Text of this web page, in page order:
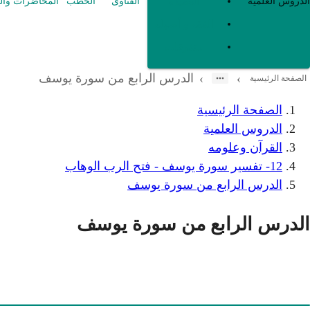
الصفحة الرئيسية ›
› الدرس الرابع من سورة يوسف
الصفحة الرئيسية
الدروس العلمية
القرآن وعلومه
12- تفسير سورة يوسف - فتح الرب الوهاب
الدرس الرابع من سورة يوسف
الدرس الرابع من سورة يوسف